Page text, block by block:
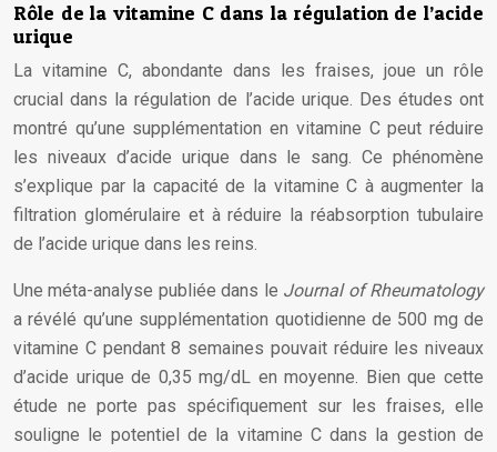
Rôle de la vitamine C dans la régulation de l’acide
urique
La vitamine C, abondante dans les fraises, joue un rôle
crucial dans la régulation de l’acide urique. Des études ont
montré qu’une supplémentation en vitamine C peut réduire
les niveaux d’acide urique dans le sang. Ce phénomène
s’explique par la capacité de la vitamine C à augmenter la
filtration glomérulaire et à réduire la réabsorption tubulaire
de l’acide urique dans les reins.
Une méta-analyse publiée dans le Journal of Rheumatology
a révélé qu’une supplémentation quotidienne de 500 mg de
vitamine C pendant 8 semaines pouvait réduire les niveaux
d’acide urique de 0,35 mg/dL en moyenne. Bien que cette
étude ne porte pas spécifiquement sur les fraises, elle
souligne le potentiel de la vitamine C dans la gestion de